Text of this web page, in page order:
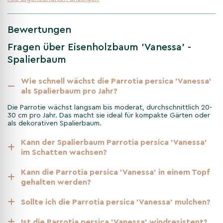
Dieser Baum gedeiht am besten an einem sonnigen bis
halbschattigen Standort mit gut durchlässigem Boden. Der
Eisenholzbaum ist äußerst pflegeleicht und erfordert nur wenig
Rückschnitt, um seine Form zu bewahren. Außerdem ist er sehr
widerstandsfähig gegen Kälte und Trockenheit. Das macht ihn
Gärtner gleichermaßen.
Warum die Parrotia persica
'Vanessa' als Spalierbaum wählen
Der Eisenholzbaum 'Vanessa' vereint Schönheit und
Beständigkeit in einem Baum. Er ist ideal für alle, die nach einem
Jahreszeit etwas Besonderes zu bieten hat. Seine starken
Eigenschaften und prächtigen Farben machen ihn zu einer
Bewertungen
Fragen über Eisenholzbaum 'Vanessa' -
Spalierbaum
Wie schnell wächst die Parrotia persica 'Vanessa'
als Spalierbaum pro Jahr?
Die Parrotie wächst langsam bis moderat, durchschnittlich 20-
30 cm pro Jahr. Das macht sie ideal für kompakte Gärten oder
als dekorativen Spalierbaum.
Kann der Spalierbaum Parrotia persica 'Vanessa'
im Schatten wachsen?
Kann die Parrotia persica 'Vanessa' in einem Topf
gehalten werden?
Sollte ich die Parrotia persica 'Vanessa' mulchen?